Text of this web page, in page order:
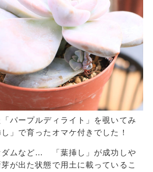
パープルディライト」を覗いてみ
で育ったオマケ付きでした！
ダムなど… 「葉挿し」が成功しや
が出た状態で用土に載っているこ